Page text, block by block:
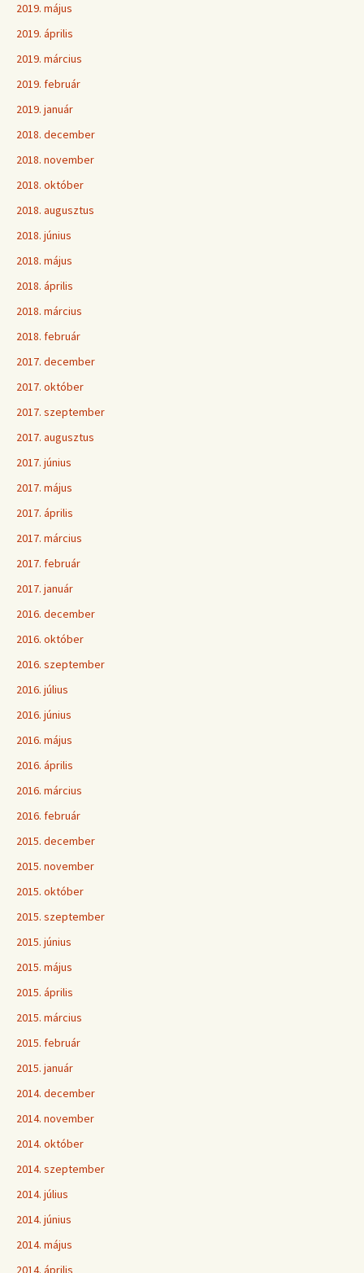
2019. május
2019. április
2019. március
2019. február
2019. január
2018. december
2018. november
2018. október
2018. augusztus
2018. június
2018. május
2018. április
2018. március
2018. február
2017. december
2017. október
2017. szeptember
2017. augusztus
2017. június
2017. május
2017. április
2017. március
2017. február
2017. január
2016. december
2016. október
2016. szeptember
2016. július
2016. június
2016. május
2016. április
2016. március
2016. február
2015. december
2015. november
2015. október
2015. szeptember
2015. június
2015. május
2015. április
2015. március
2015. február
2015. január
2014. december
2014. november
2014. október
2014. szeptember
2014. július
2014. június
2014. május
2014. április